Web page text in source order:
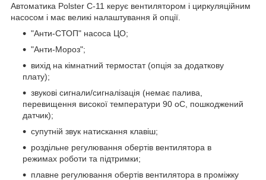
Автоматика Polster C-11 керує вентилятором і циркуляційним
насосом і має великі налаштування й опції.
"Анти-СТОП" насоса ЦО;
"Анти-Мороз";
вихід на кімнатний термостат (опція за додаткову
плату);
звукові сигнали/сигналізація (немає палива,
перевищення високої температури 90 oС, пошкоджений
датчик);
супутній звук натискання клавіш;
роздільне регулювання обертів вентилятора в
режимах роботи та підтримки;
плавне регулювання обертів вентилятора в проміжку